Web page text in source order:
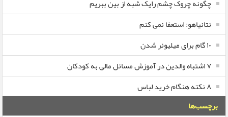
چگونه چروک چشم رایک شبه از بین ببریم
نتانیاهو: استعفا نمی کنم
۱۰ گام برای میلیونر شدن
۷ اشتباه والدین در آموزش مسائل مالی به کودکان
۸ نکته هنگام خرید لباس
برچسب‌ها